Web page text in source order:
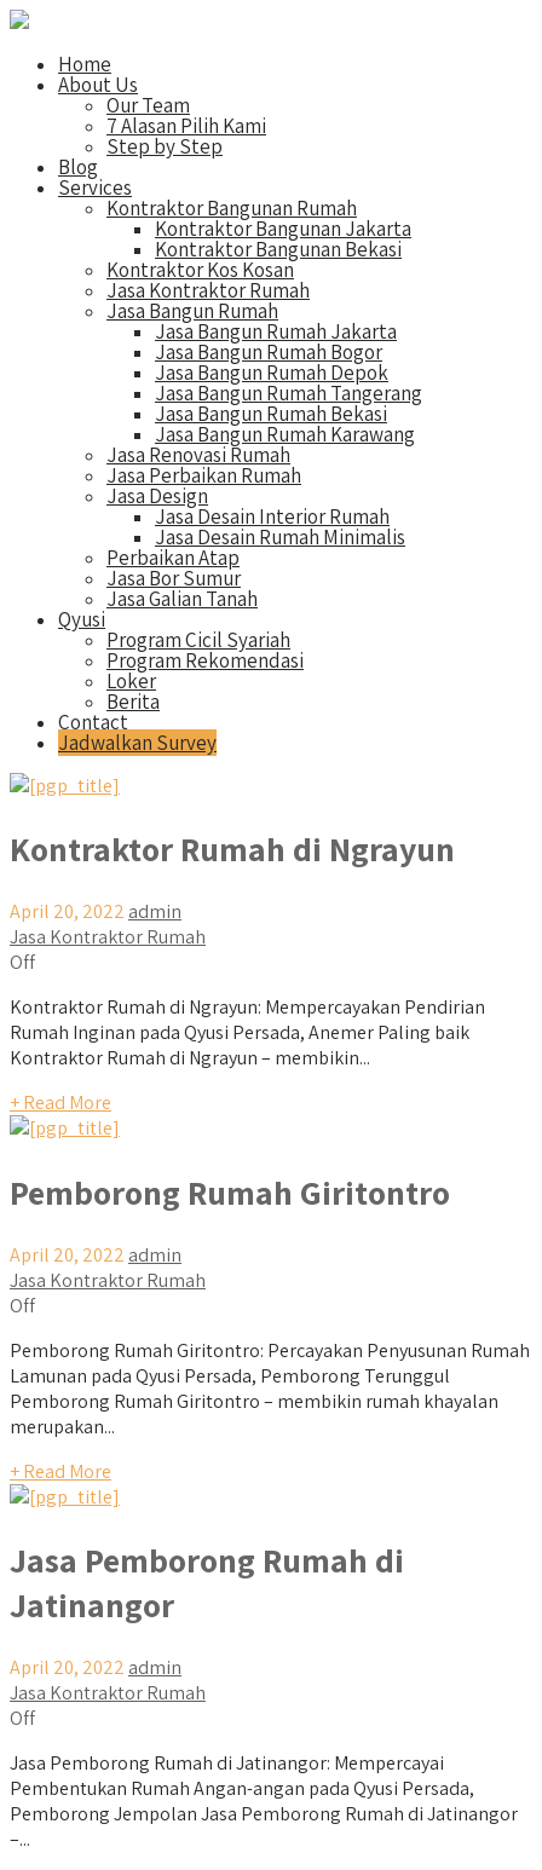
Home
About Us
Our Team
7 Alasan Pilih Kami
Step by Step
Blog
Services
Kontraktor Bangunan Rumah
Kontraktor Bangunan Jakarta
Kontraktor Bangunan Bekasi
Kontraktor Kos Kosan
Jasa Kontraktor Rumah
Jasa Bangun Rumah
Jasa Bangun Rumah Jakarta
Jasa Bangun Rumah Bogor
Jasa Bangun Rumah Depok
Jasa Bangun Rumah Tangerang
Jasa Bangun Rumah Bekasi
Jasa Bangun Rumah Karawang
Jasa Renovasi Rumah
Jasa Perbaikan Rumah
Jasa Design
Jasa Desain Interior Rumah
Jasa Desain Rumah Minimalis
Perbaikan Atap
Jasa Bor Sumur
Jasa Galian Tanah
Qyusi
Program Cicil Syariah
Program Rekomendasi
Loker
Berita
Contact
Jadwalkan Survey
Kontraktor Rumah di Ngrayun
April 20, 2022 admin
Jasa Kontraktor Rumah
Off
Kontraktor Rumah di Ngrayun: Mempercayakan Pendirian
Rumah Inginan pada Qyusi Persada, Anemer Paling baik
Kontraktor Rumah di Ngrayun – membikin...
+ Read More
Pemborong Rumah Giritontro
April 20, 2022 admin
Jasa Kontraktor Rumah
Off
Pemborong Rumah Giritontro: Percayakan Penyusunan Rumah
Lamunan pada Qyusi Persada, Pemborong Terunggul
Pemborong Rumah Giritontro – membikin rumah khayalan
merupakan...
+ Read More
Jasa Pemborong Rumah di
Jatinangor
April 20, 2022 admin
Jasa Kontraktor Rumah
Off
Jasa Pemborong Rumah di Jatinangor: Mempercayai
Pembentukan Rumah Angan-angan pada Qyusi Persada,
Pemborong Jempolan Jasa Pemborong Rumah di Jatinangor
–...